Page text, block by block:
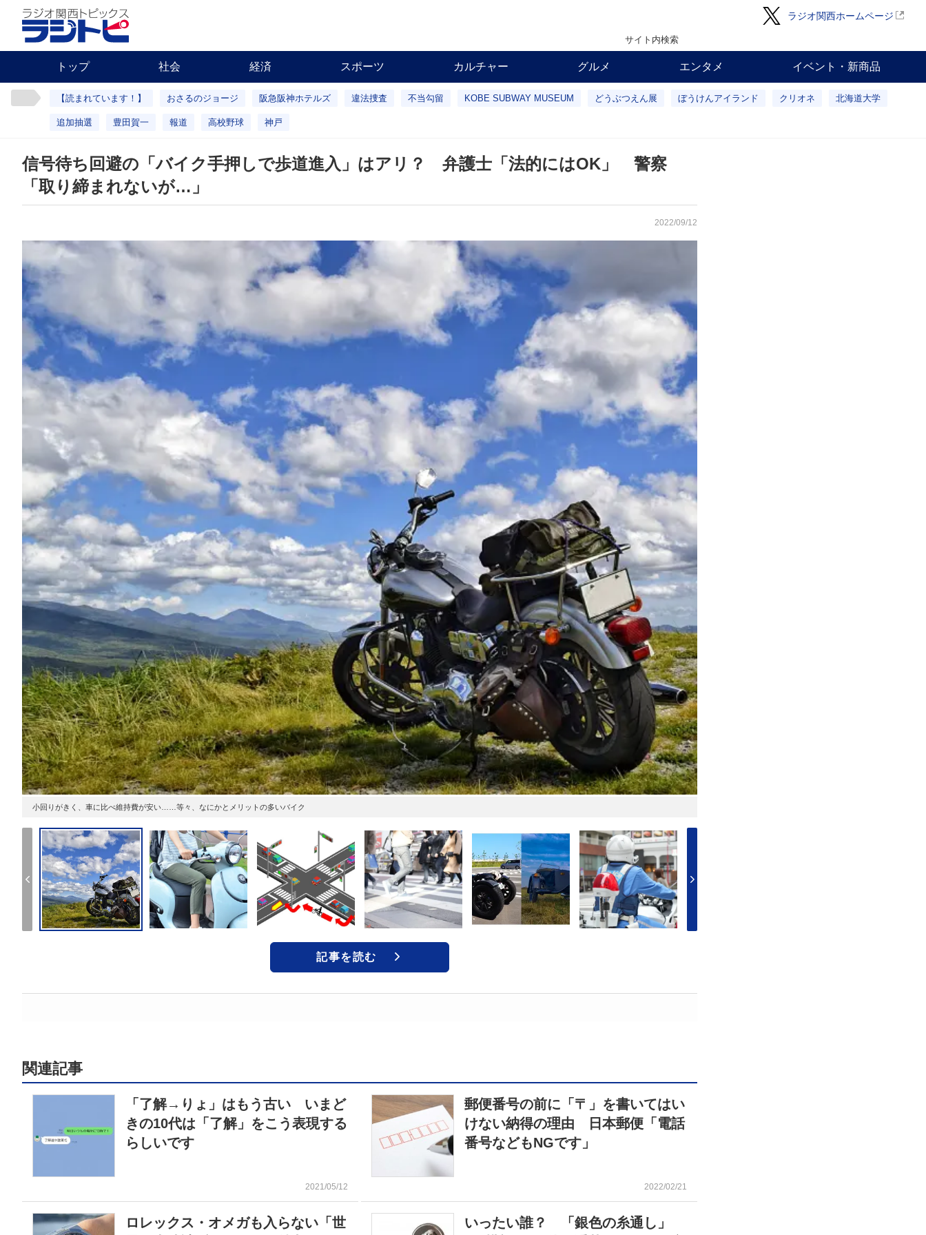
ラジオ関西ホームページ
サイト内検索
トップ 社会 経済 スポーツ カルチャー グルメ エンタメ イベント・新商品
【読まれています！】 おさるのジョージ 阪急阪神ホテルズ 違法捜査 不当勾留 KOBE SUBWAY MUSEUM どうぶつえん展 ぼうけんアイランド クリオネ 北海道大学
追加抽選 豊田賀一 報道 高校野球 神戸
信号待ち回避の「バイク手押しで歩道進入」はアリ？ 弁護士「法的にはOK」 警察
「取り締まれないが…」
2022/09/12
小回りがきく、車に比べ維持費が安い……等々、なにかとメリットの多いバイク
記事を読む
関連記事
「了解→りょ」はもう古い いまど
きの10代は「了解」をこう表現する
らしいです
2021/05/12
郵便番号の前に「〒」を書いてはい
けない納得の理由 日本郵便「電話
番号などもNGです」
2022/02/21
ロレックス・オメガも入らない「世
いったい誰？ 「銀色の糸通し」